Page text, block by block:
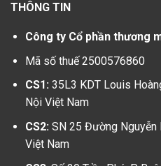
THÔNG TIN
Công ty Cổ phần thương
Mã số thuế 2500576860
CS1: 35L3 KDT Louis
Nội Việt Nam
CS2: SN 25 Đường Nguyễn
Việt Nam